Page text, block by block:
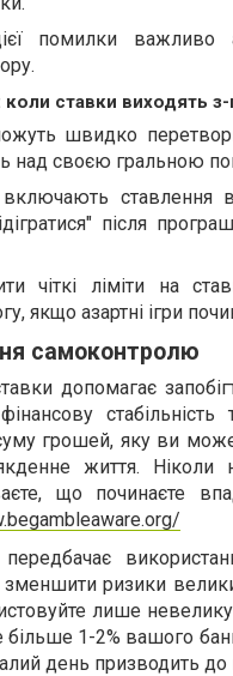
помилки важливо
коли ставки виходять
швидко
над своєю гральною
ставлення
після
чіткі ліміти на
якщо азартні ігри
самоконтролю
допомагає
грошей, яку ви
життя. Ніколи
що починаєте
ризики
лише
більше 1-2% вашого
день призводить